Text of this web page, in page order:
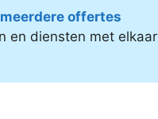
offertes
en diensten met elkaar